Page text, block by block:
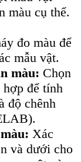
màu cụ thể.
đo màu để
mẫu vật.
màu: Chọn
hợp để tính
độ chênh
Xác
và dưới cho